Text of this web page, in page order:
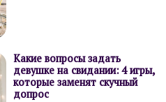
Какие вопросы задать
девушке на свидании: 4 игры,
которые заменят скучный
допрос